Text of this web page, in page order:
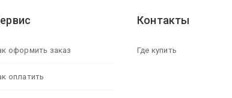
оформить заказ
оплатить
Контакты
Где купить